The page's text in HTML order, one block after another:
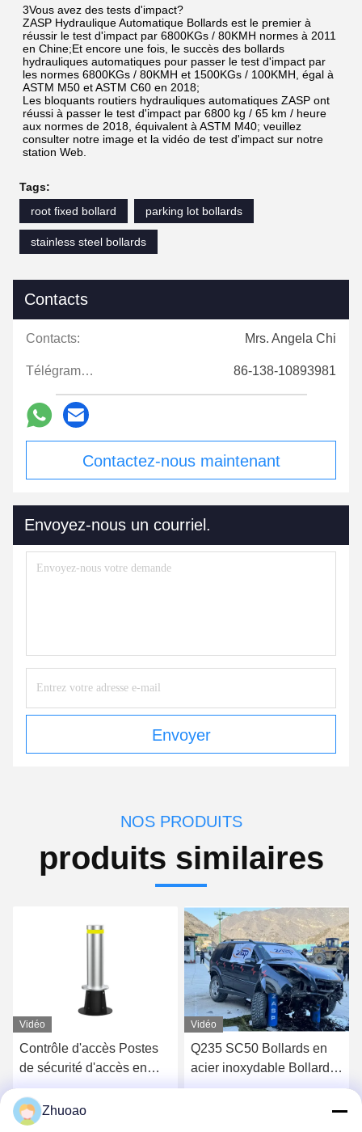
3Vous avez des tests d'impact?
ZASP Hydraulique Automatique Bollards est le premier à
réussir le test d'impact par 6800KGs / 80KMH normes à 2011
en Chine;Et encore une fois, le succès des bollards
hydrauliques automatiques pour passer le test d'impact par
les normes 6800KGs / 80KMH et 1500KGs / 100KMH, égal à
ASTM M50 et ASTM C60 en 2018;
Les bloquants routiers hydrauliques automatiques ZASP ont
réussi à passer le test d'impact par 6800 kg / 65 km / heure
aux normes de 2018, équivalent à ASTM M40; veuillez
consulter notre image et la vidéo de test d'impact sur notre
station Web.
Tags:
root fixed bollard
parking lot bollards
stainless steel bollards
Contacts
Contacts: Mrs. Angela Chi
Télégramme: 86-138-10893981
Contactez-nous maintenant
Envoyez-nous un courriel.
Envoyer
NOS PRODUITS
produits similaires
Vidéo
Q235 SC50 Bollards en
acier inoxydable Bollards
fixes pour le contrôle
d'accès
Obtenez le meilleur prix
Vidéo
450 mm de profondeur
bleu M30 poste de
sécurité télescopique
Obtenez le meilleur prix
Zhuoao